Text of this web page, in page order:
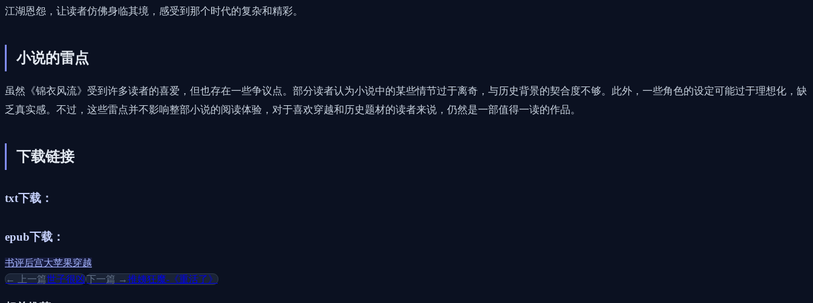
江湖恩怨，让读者仿佛身临其境，感受到那个时代的复杂和精彩。
小说的雷点
虽然《锦衣风流》受到许多读者的喜爱，但也存在一些争议点。部分读者认为小说中的某些情节过于离奇，与历史背景的契合度不够。此外，一些角色的设定可能过于理想化，缺
乏真实感。不过，这些雷点并不影响整部小说的阅读体验，对于喜欢穿越和历史题材的读者来说，仍然是一部值得一读的作品。
下载链接
txt下载：
epub下载：
书评后宫大苹果穿越
← 上一篇世子很凶下一篇 →推姨狂魔-《重活了》